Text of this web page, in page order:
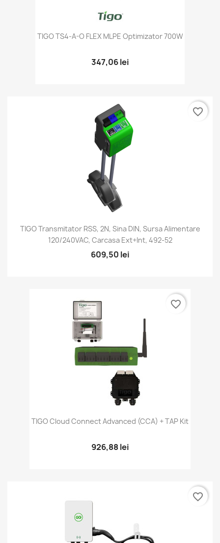
TIGO TS4-A-O FLEX MLPE Optimizator 700W
347,06 lei
TIGO Transmitator RSS, 2N, Sina DIN, Sursa Alimentare
120/240VAC, Carcasa Ext+int, 492-52
609,50 lei
favorite_border
TIGO Cloud Connect Advanced (CCA) + TAP Kit
926,88 lei
favorite_border
favorite_border